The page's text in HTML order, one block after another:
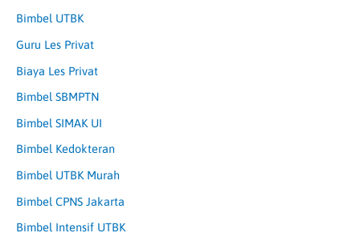
Bimbel UTBK
Guru Les Privat
Biaya Les Privat
Bimbel SBMPTN
Bimbel SIMAK UI
Bimbel Kedokteran
Bimbel UTBK Murah
Bimbel CPNS Jakarta
Bimbel Intensif UTBK